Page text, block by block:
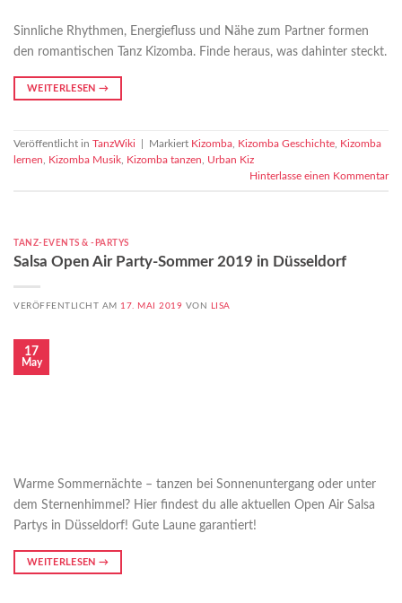
Sinnliche Rhythmen, Energiefluss und Nähe zum Partner formen
den romantischen Tanz Kizomba. Finde heraus, was dahinter steckt.
WEITERLESEN →
Veröffentlicht in TanzWiki Markiert Kizomba Kizomba Geschichte
Kizomba
lernen
Kizomba Musik Kizomba tanzen
Urban Kiz
Hinterlasse einen Kommentar
TANZ-EVENTS & -PARTYS
Salsa Open Air Party-Sommer 2019 in Düsseldorf
VERÖFFENTLICHT AM 17. MAI 2019 VON LISA
17
May
Warme Sommernächte – tanzen bei Sonnenuntergang oder unter
dem Sternenhimmel? Hier findest du alle aktuellen Open Air Salsa
Partys in Düsseldorf! Gute Laune garantiert!
WEITERLESEN →